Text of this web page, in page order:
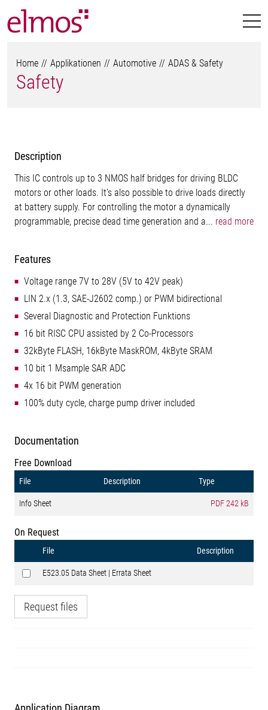
Home Applikationen Automotive ADAS & Safety
Safety
Description
This IC controls up to 3 NMOS half bridges for driving BLDC
motors or other loads. It’s also possible to drive loads directly
at battery supply. For controlling the motor a dynamically
programmable, precise dead time generation and a... read more
Features
Voltage range 7V to 28V (5V to 42V peak)
LIN 2.x (1.3, SAE-J2602 comp.) or PWM bidirectional
Several Diagnostic and Protection Funktions
16 bit RISC CPU assisted by 2 Co-Processors
32kByte FLASH, 16kByte MaskROM, 4kByte SRAM
10 bit 1 Msample SAR ADC
4x 16 bit PWM generation
100% duty cycle, charge pump driver included
Documentation
Free Download
File Description Type
Info Sheet PDF242 kB
On Request
File Description
E523.05 Data Sheet | Errata Sheet
Request files